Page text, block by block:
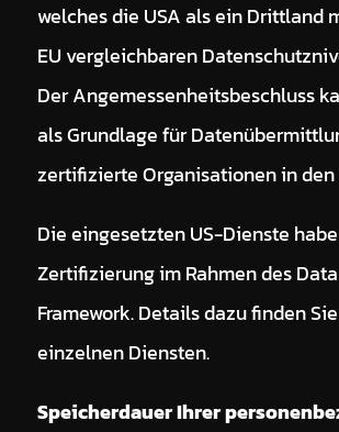
welches die USA als ein Drittland
EU vergleichbaren
Der Angemessenheitsbeschluss
als Grundlage für
zertifizierte Organisationen in den
Die eingesetzten US-Dienste
Zertifizierung im Rahmen des
Framework. Details dazu finden
einzelnen Diensten.
Speicherdauer Ihrer